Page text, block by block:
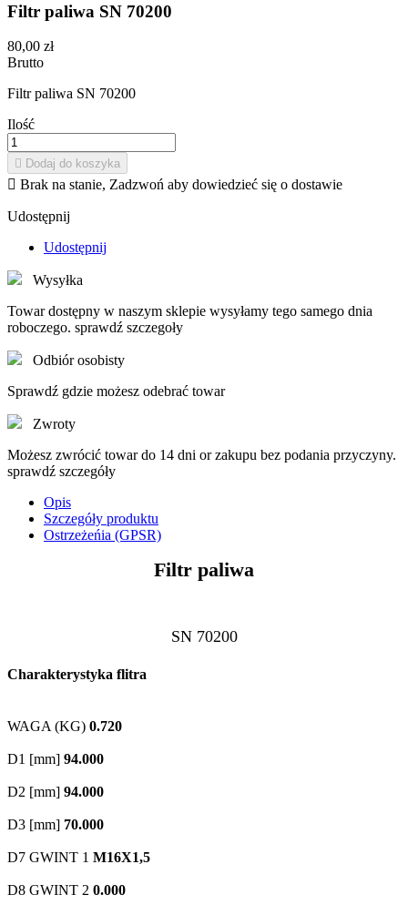
Filtr paliwa SN 70200
80,00 zł
Brutto
Filtr paliwa SN 70200
Ilość
 Dodaj do koszyka
 Brak na stanie, Zadzwoń aby dowiedzieć się o dostawie
Udostępnij
Udostępnij
Wysyłka
Towar dostępny w naszym sklepie wysyłamy tego samego dnia
roboczego. sprawdź szczegoły
Odbiór osobisty
Sprawdź gdzie możesz odebrać towar
Zwroty
Możesz zwrócić towar do 14 dni or zakupu bez podania przyczyny.
sprawdź szczegóły
Opis
Szczegóły produktu
Ostrzeżeńia (GPSR)
Filtr paliwa
SN 70200
Charakterystyka flitra
WAGA (KG) 0.720
D1 [mm] 94.000
D2 [mm] 94.000
D3 [mm] 70.000
D7 GWINT 1 M16X1,5
D8 GWINT 2 0.000